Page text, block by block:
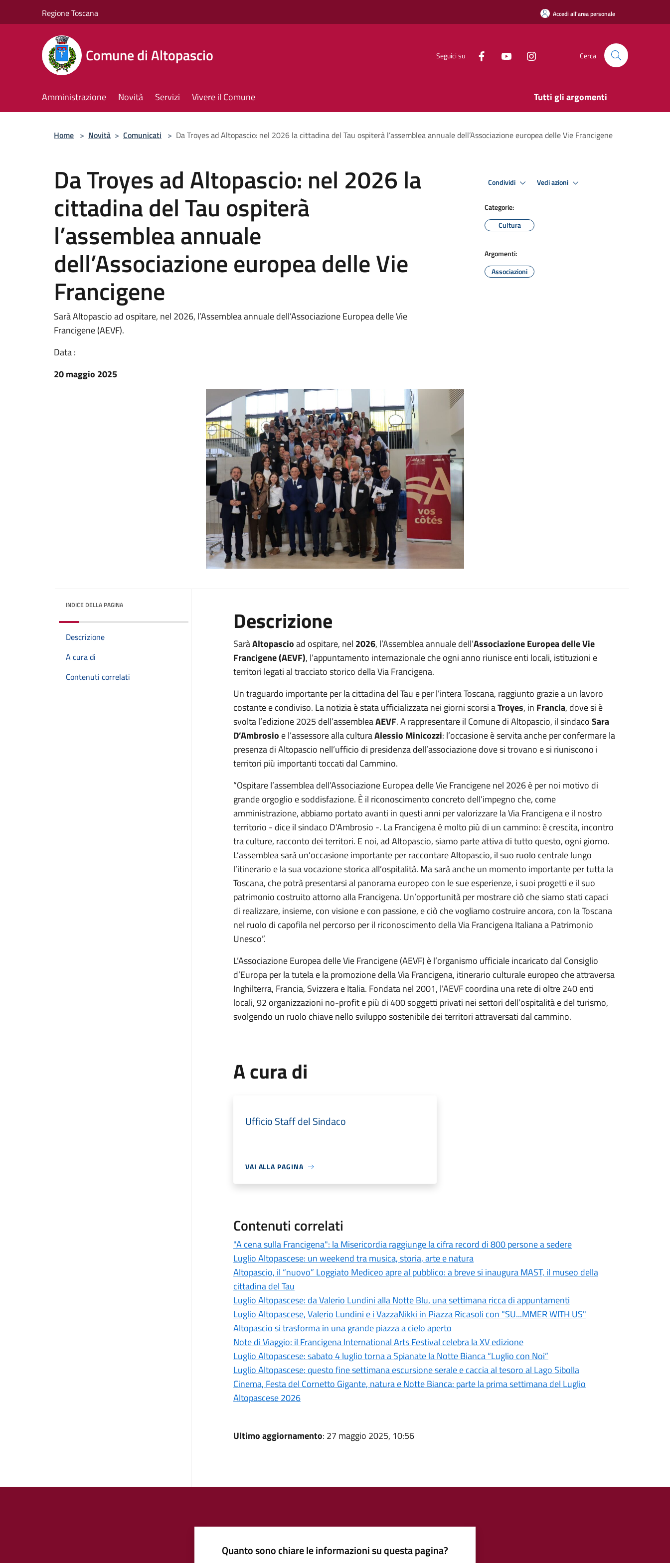
Regione Toscana Accedi all'area personale
Comune di Altopascio Seguici su Cerca
Amministrazione Novità Servizi Vivere il Comune Tutti gli argomenti
Home > Novità > Comunicati > Da Troyes ad Altopascio: nel 2026 la cittadina del Tau ospiterà l’assemblea annuale dell’Associazione europea delle Vie Francigene
Da Troyes ad Altopascio: nel 2026 la
cittadina del Tau ospiterà
l’assemblea annuale
dell’Associazione europea delle Vie
Francigene
Sarà Altopascio ad ospitare, nel 2026, l’Assemblea annuale dell’Associazione Europea delle Vie
Francigene (AEVF).
Data :
20 maggio 2025
Condividi Vedi azioni
Categorie:
Cultura
Argomenti:
Associazioni
INDICE DELLA PAGINA
Descrizione
A cura di
Contenuti correlati
Descrizione
SaràAltopascioad ospitare, nel 2026, l’Assemblea annuale dell’Associazione Europea delle Vie
Francigene (AEVF), l’appuntamento internazionale che ogni anno riunisce enti locali, istituzioni e
territori legati al tracciato storico della Via Francigena.
Un traguardo importante per la cittadina del Tau e per l’intera Toscana, raggiunto grazie a un lavoro
costante e condiviso. La notizia è stata ufficializzata nei giorni scorsi aTroyes, in Francia, dove si è
svolta l’edizione 2025 dell’assembleaAEVF. A rappresentare il Comune di Altopascio, il sindacoSara
D’Ambrosio e l’assessore alla culturaAlessio Minicozzi: l’occasione è servita anche per confermare la
presenza di Altopascio nell’ufficio di presidenza dell’associazione dove si trovano e si riuniscono i
territori più importanti toccati dal Cammino.
“Ospitare l’assemblea dell’Associazione Europea delle Vie Francigene nel 2026 è per noi motivo di
grande orgoglio e soddisfazione. È il riconoscimento concreto dell’impegno che, come
amministrazione, abbiamo portato avanti in questi anni per valorizzare la Via Francigena e il nostro
territorio - dice il sindaco D’Ambrosio -. La Francigena è molto più di un cammino: è crescita, incontro
tra culture, racconto dei territori. E noi, ad Altopascio, siamo parte attiva di tutto questo, ogni giorno.
L’assemblea sarà un’occasione importante per raccontare Altopascio, il suo ruolo centrale lungo
l’itinerario e la sua vocazione storica all’ospitalità. Ma sarà anche un momento importante per tutta la
Toscana, che potrà presentarsi al panorama europeo con le sue esperienze, i suoi progetti e il suo
patrimonio costruito attorno alla Francigena. Un’opportunità per mostrare ciò che siamo stati capaci
di realizzare, insieme, con visione e con passione, e ciò che vogliamo costruire ancora, con la Toscana
nel ruolo di capofila nel percorso per il riconoscimento della Via Francigena Italiana a Patrimonio
Unesco”.
L’Associazione Europea delle Vie Francigene (AEVF) è l’organismo ufficiale incaricato dal Consiglio
d’Europa per la tutela e la promozione della Via Francigena, itinerario culturale europeo che attraversa
Inghilterra, Francia, Svizzera e Italia. Fondata nel 2001, l’AEVF coordina una rete di oltre 240 enti
locali, 92 organizzazioni no-profit e più di 400 soggetti privati nei settori dell’ospitalità e del turismo,
svolgendo un ruolo chiave nello sviluppo sostenibile dei territori attraversati dal cammino.
A cura di
Ufficio Staff del Sindaco
VAI ALLA PAGINA
Contenuti correlati
"A cena sulla Francigena": la Misericordia raggiunge la cifra record di 800 persone a sedere
Luglio Altopascese: un weekend tra musica, storia, arte e natura
Altopascio, il “nuovo” Loggiato Mediceo apre al pubblico: a breve si inaugura MAST, il museo della
cittadina del Tau
Luglio Altopascese: da Valerio Lundini alla Notte Blu, una settimana ricca di appuntamenti
Luglio Altopascese, Valerio Lundini e i VazzaNikki in Piazza Ricasoli con "SU...MMER WITH US"
Altopascio si trasforma in una grande piazza a cielo aperto
Note di Viaggio: il Francigena International Arts Festival celebra la XV edizione
Luglio Altopascese: sabato 4 luglio torna a Spianate la Notte Bianca “Luglio con Noi”
Luglio Altopascese: questo fine settimana escursione serale e caccia al tesoro al Lago Sibolla
Cinema, Festa del Cornetto Gigante, natura e Notte Bianca: parte la prima settimana del Luglio
Altopascese 2026
Ultimo aggiornamento: 27 maggio 2025, 10:56
Quanto sono chiare le informazioni su questa pagina?